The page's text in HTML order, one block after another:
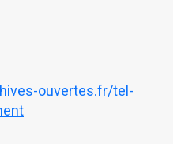
ouvertes.fr/tel-